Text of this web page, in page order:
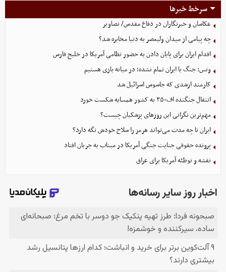
سرخط خبرها
عکاسان و خبرنگاران در دفاع مقدس/ تصاویر
چه پیامی از میدان ولیعصر به دنیا مخابره شد؟
اقدام ایران برای پایان دادن به حضور نظامی آمریکا در خلیج فارس
ونس: جنگ با ایران تمام نشده؛ در میانه بازی هستیم
کارمند ارشدی که جاسوس اسرائیل شد
انتقال جنگنده اف-۳۵ به کشور همسایه شکست خورد
مهم‌ترین نگرانی‌ این روزهای پزشکیان چیست؟
ایران تا چه مدت می‌تواند هرمز را سلاح خودش نگه دارد؟
پرونده حقوقی جنایت جنگی آمریکا در میناب به جریان افتاد
نقشه و توطئه آمریکا برای عراق